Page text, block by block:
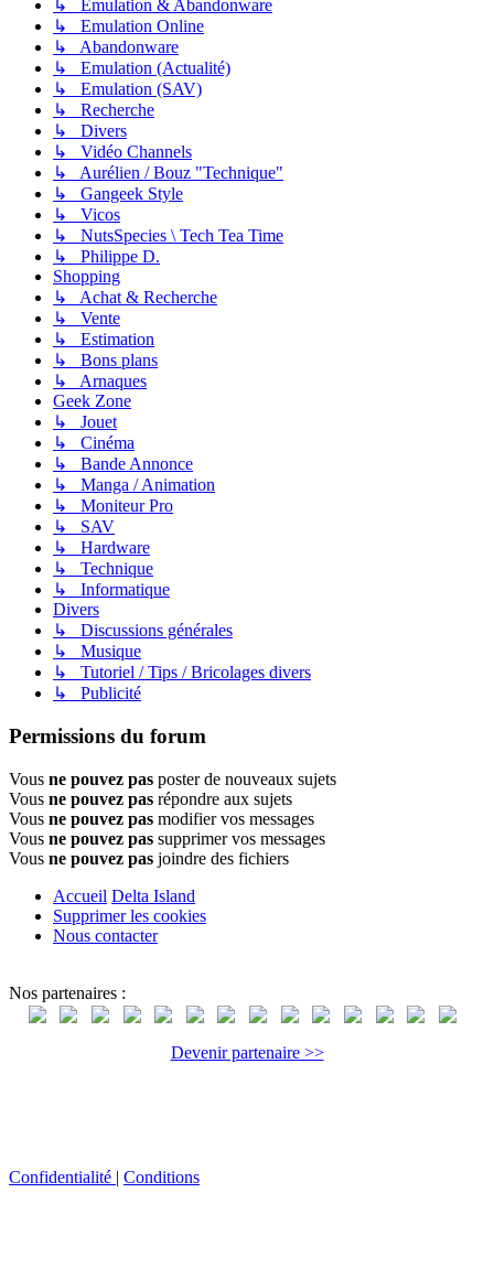
↳ Émulation & Abandonware
↳ Emulation Online
↳ Abandonware
↳ Emulation (Actualité)
↳ Emulation (SAV)
↳ Recherche
↳ Divers
↳ Vidéo Channels
↳ Aurélien / Bouz "Technique"
↳ Gangeek Style
↳ Vicos
↳ NutsSpecies \ Tech Tea Time
↳ Philippe D.
Shopping
↳ Achat & Recherche
↳ Vente
↳ Estimation
↳ Bons plans
↳ Arnaques
Geek Zone
↳ Jouet
↳ Cinéma
↳ Bande Annonce
↳ Manga / Animation
↳ Moniteur Pro
↳ SAV
↳ Hardware
↳ Technique
↳ Informatique
Divers
↳ Discussions générales
↳ Musique
↳ Tutoriel / Tips / Bricolages divers
↳ Publicité
Permissions du forum
Vous ne pouvez pas poster de nouveaux sujets
Vous ne pouvez pas répondre aux sujets
Vous ne pouvez pas modifier vos messages
Vous ne pouvez pas supprimer vos messages
Vous ne pouvez pas joindre des fichiers
Accueil Delta Island
Supprimer les cookies
Nous contacter
Nos partenaires :
Devenir partenaire >>
Confidentialité Conditions